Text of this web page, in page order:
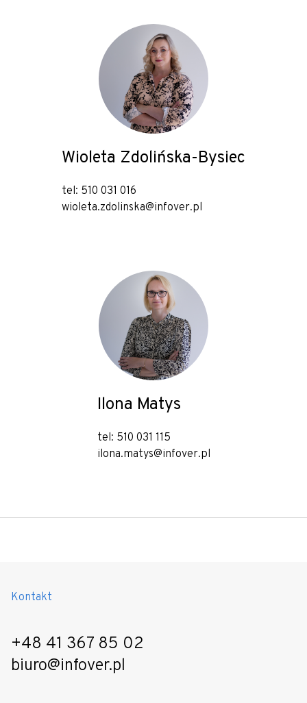
Wioleta Zdolińska-Bysiec
tel: 510 031 016
wioleta.zdolinska@infover.pl
Ilona Matys
tel: 510 031 115
ilona.matys@infover.pl
Kontakt
+48 41 367 85 02
biuro@infover.pl